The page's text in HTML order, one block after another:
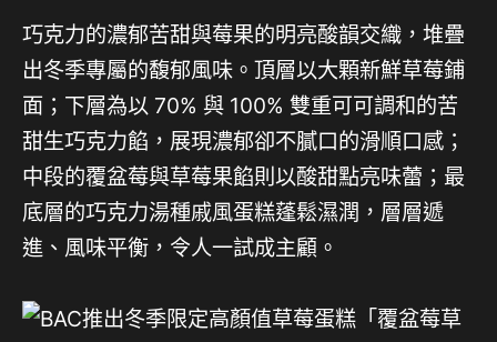
巧克力的濃郁苦甜與莓果的明亮酸韻交織，堆疊
出冬季專屬的馥郁風味。頂層以大顆新鮮草莓鋪
面；下層為以 70% 與 100% 雙重可可調和的苦
甜生巧克力餡，展現濃郁卻不膩口的滑順口感；
中段的覆盆莓與草莓果餡則以酸甜點亮味蕾；最
底層的巧克力湯種戚風蛋糕蓬鬆濕潤，層層遞
進、風味平衡，令人一試成主顧。